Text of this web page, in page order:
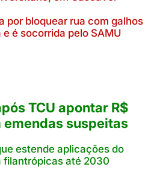
por bloquear rua com galhos
é socorrida pelo SAMU
TCU apontar R$
emendas suspeitas
estende aplicações do
filantrópicas até 2030